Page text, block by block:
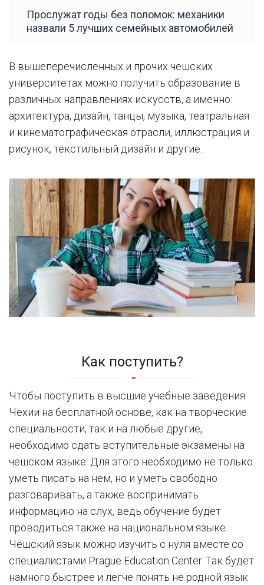
Прослужат годы без поломок: механики
назвали 5 лучших семейных автомобилей
В вышеперечисленных и прочих чешских
университетах можно получить образование в
различных направлениях искусств, а именно:
архитектура, дизайн, танцы, музыка, театральная
и кинематографическая отрасли, иллюстрация и
рисунок, текстильный дизайн и другие.
Как поступить?
Чтобы поступить в высшие учебные заведения
Чехии на бесплатной основе, как на творческие
специальности, так и на любые другие,
необходимо сдать вступительные экзамены на
чешском языке. Для этого необходимо не только
уметь писать на нем, но и уметь свободно
разговаривать, а также воспринимать
информацию на слух, ведь обучение будет
проводиться также на национальном языке.
Чешский язык можно изучить с нуля вместе со
специалистами Prague Education Center. Так будет
намного быстрее и легче понять не родной язык